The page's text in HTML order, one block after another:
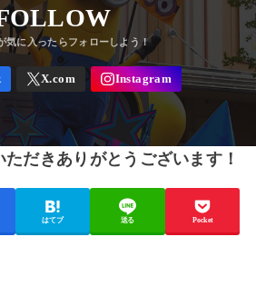
だきありがとうございます！
はてブ 送る Pocket